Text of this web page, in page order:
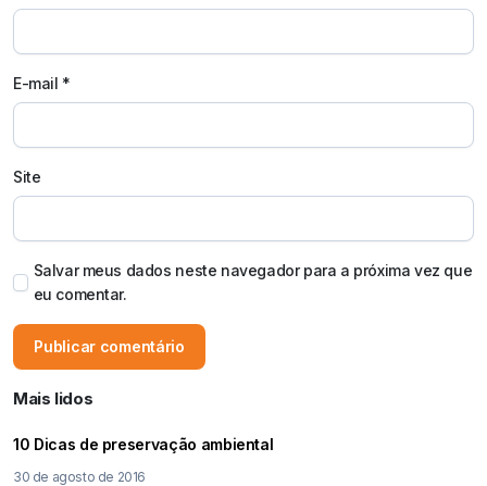
E-mail *
Site
Salvar meus dados neste navegador para a próxima vez que
eu comentar.
Mais lidos
10 Dicas de preservação ambiental
30 de agosto de 2016